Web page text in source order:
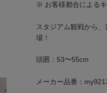
※ お客様都合による
スタジアム観戦から
場！
頭囲：53〜55cm
メーカー品番：